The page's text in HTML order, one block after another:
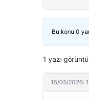
Bu konu 0
1 yazı
15/05/2026: